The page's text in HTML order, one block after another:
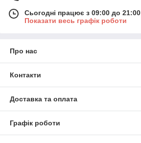
Сьогодні працює з 09:00 до 21:00
Показати весь графік роботи
Про нас
Контакти
Доставка та оплата
Графік роботи